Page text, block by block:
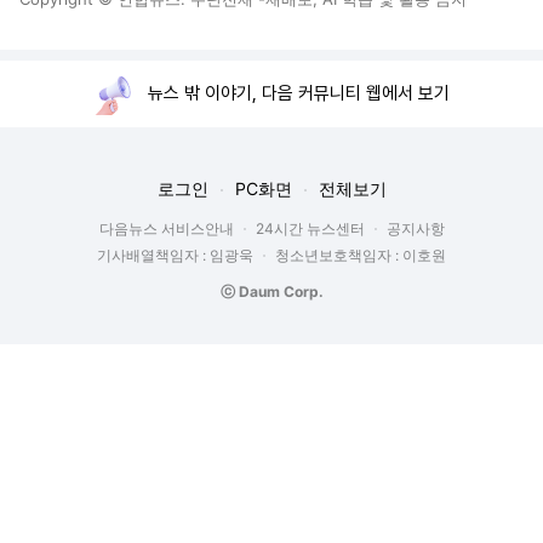
뉴스 밖 이야기, 다음 커뮤니티 웹에서 보기
로그인 PC화면 전체보기
다음뉴스 서비스안내 24시간 뉴스센터
공지사항
기사배열책임자 : 임광욱
청소년보호책임자 : 이호원
ⓒ Daum Corp.